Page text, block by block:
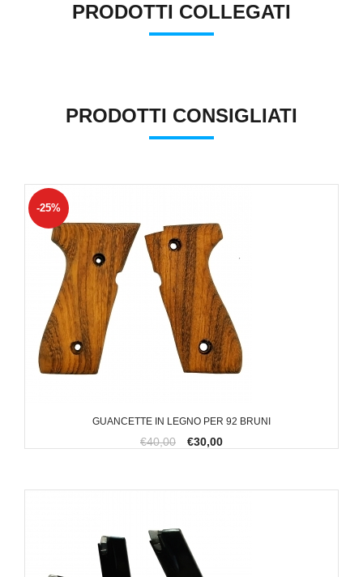
PRODOTTI COLLEGATI
PRODOTTI CONSIGLIATI
GUANCETTE IN LEGNO PER 92 BRUNI
-25%
€40,00 €30,00